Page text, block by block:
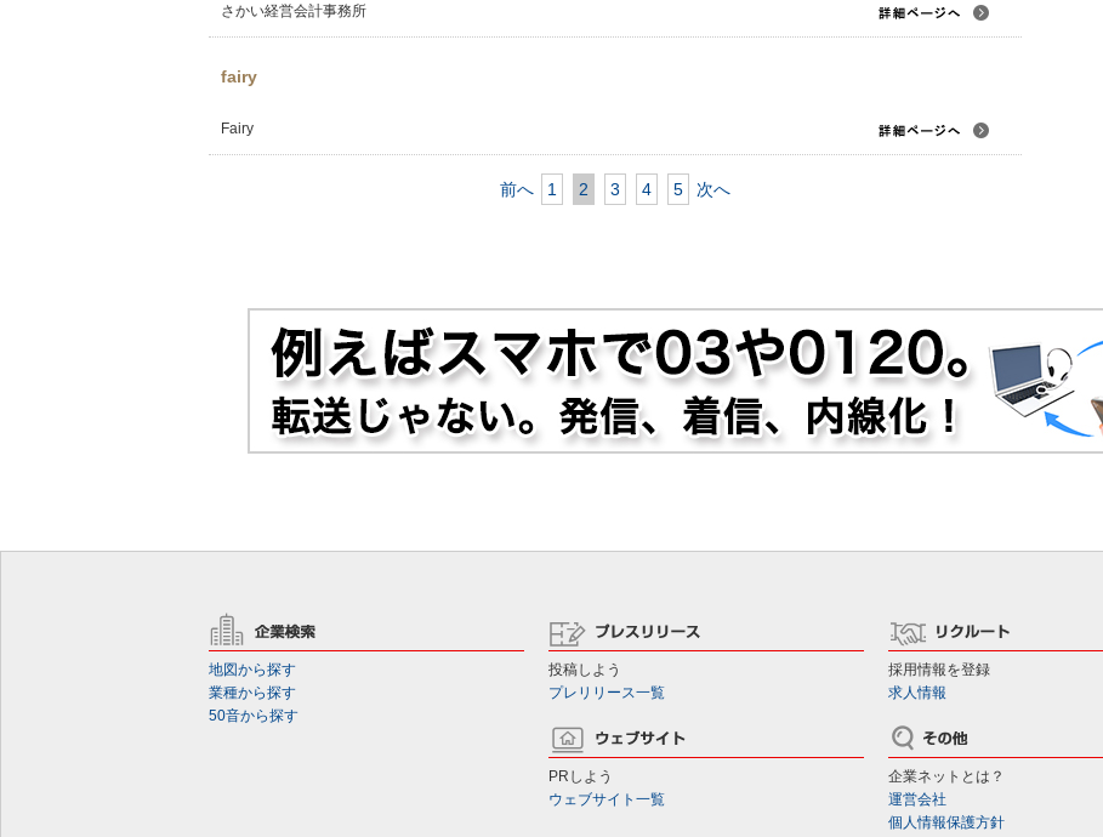
さかい経営会計事務所
fairy
Fairy
前へ 1 2 3 4 5 次へ
地図から探す
業種から探す
50音から探す
投稿しよう
プレリリース一覧
PRしよう
ウェブサイト一覧
採用情報を登録
求人情報
企業ネットとは？
運営会社
個人情報保護方針